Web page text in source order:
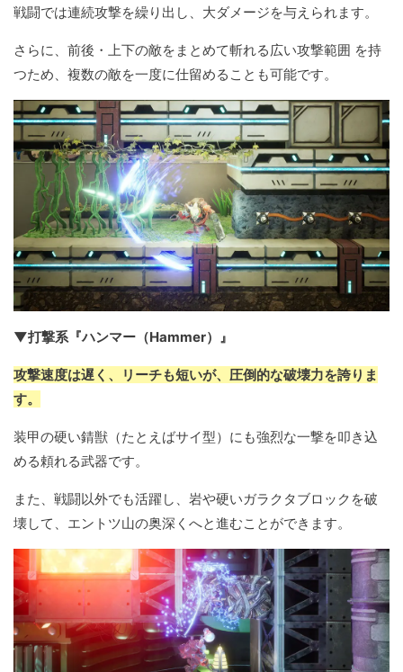
戦闘では連続攻撃を繰り出し、大ダメージを与えられます。
さらに、前後・上下の敵をまとめて斬れる広い攻撃範囲 を持
つため、複数の敵を一度に仕留めることも可能です。
▼打撃系『ハンマー（Hammer）』
攻撃速度は遅く、リーチも短いが、圧倒的な破壊力を誇りま
す。
装甲の硬い錆獣（たとえばサイ型）にも強烈な一撃を叩き込
める頼れる武器です。
また、戦闘以外でも活躍し、岩や硬いガラクタブロックを破
壊して、エントツ山の奥深くへと進むことができます。